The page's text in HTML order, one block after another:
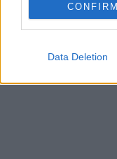
CONFIRM
Data Deletion